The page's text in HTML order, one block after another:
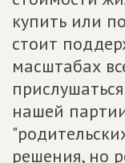
купить или
стоит
масштабах
нашей
решения, но